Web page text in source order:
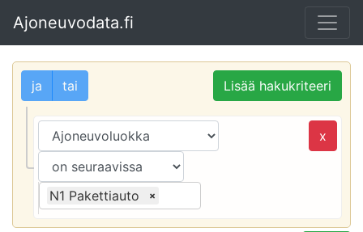
Ajoneuvodata.fi
Lisää hakukriteeri
ja tai
x
N1 Pakettiauto ×